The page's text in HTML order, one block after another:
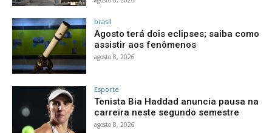
brasil
Agosto terá dois eclipses; saiba como
assistir aos fenômenos
agosto 8, 2026
Esporte
Tenista Bia Haddad anuncia pausa na
carreira neste segundo semestre
agosto 8, 2026